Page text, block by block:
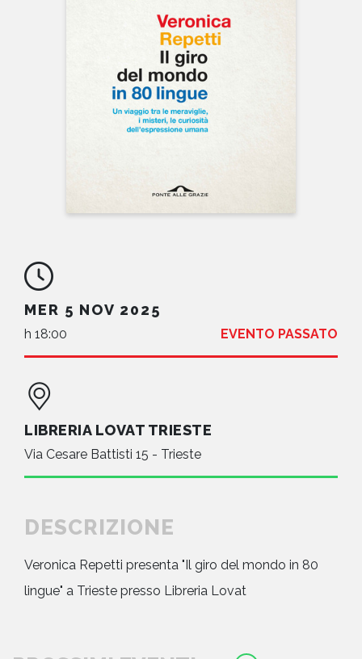
NEWS
CONTATTI
MER 5 NOV 2025
h 18:00 EVENTO PASSATO
LIBRERIA LOVAT TRIESTE
Via Cesare Battisti 15 - Trieste
DESCRIZIONE
Veronica Repetti presenta "Il giro del mondo in 80
lingue" a Trieste presso Libreria Lovat